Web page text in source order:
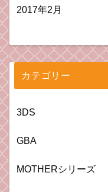
2017年2月
カテゴリー
3DS
GBA
MOTHERシリーズ